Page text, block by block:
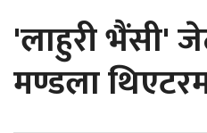
'लाहुरी भैंसी'
मण्डला